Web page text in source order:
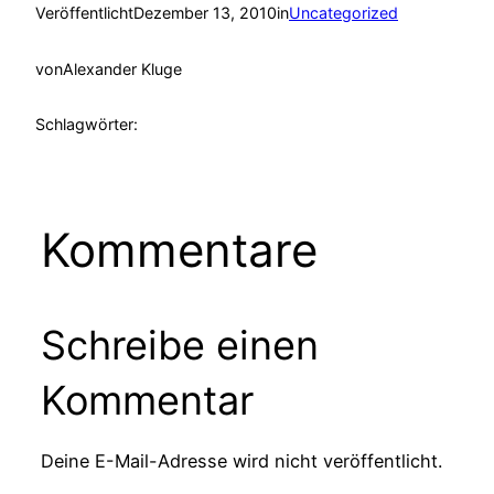
VeröffentlichtDezember 13, 2010inUncategorized
vonAlexander Kluge
Schlagwörter:
Kommentare
Schreibe einen
Kommentar
Deine E-Mail-Adresse wird nicht veröffentlicht.